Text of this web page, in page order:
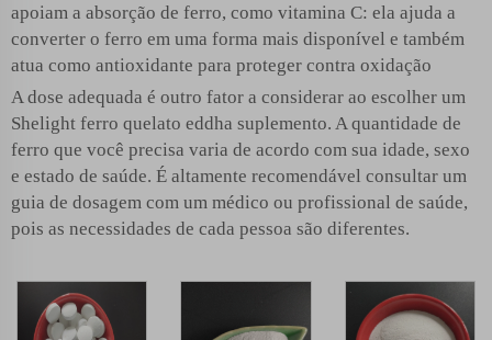
apoiam a absorção de ferro, como vitamina C: ela ajuda a
converter o ferro em uma forma mais disponível e também
atua como antioxidante para proteger contra oxidação
A dose adequada é outro fator a considerar ao escolher um
Shelight ferro quelato eddha suplemento. A quantidade de
ferro que você precisa varia de acordo com sua idade, sexo
e estado de saúde. É altamente recomendável consultar um
guia de dosagem com um médico ou profissional de saúde,
pois as necessidades de cada pessoa são diferentes.